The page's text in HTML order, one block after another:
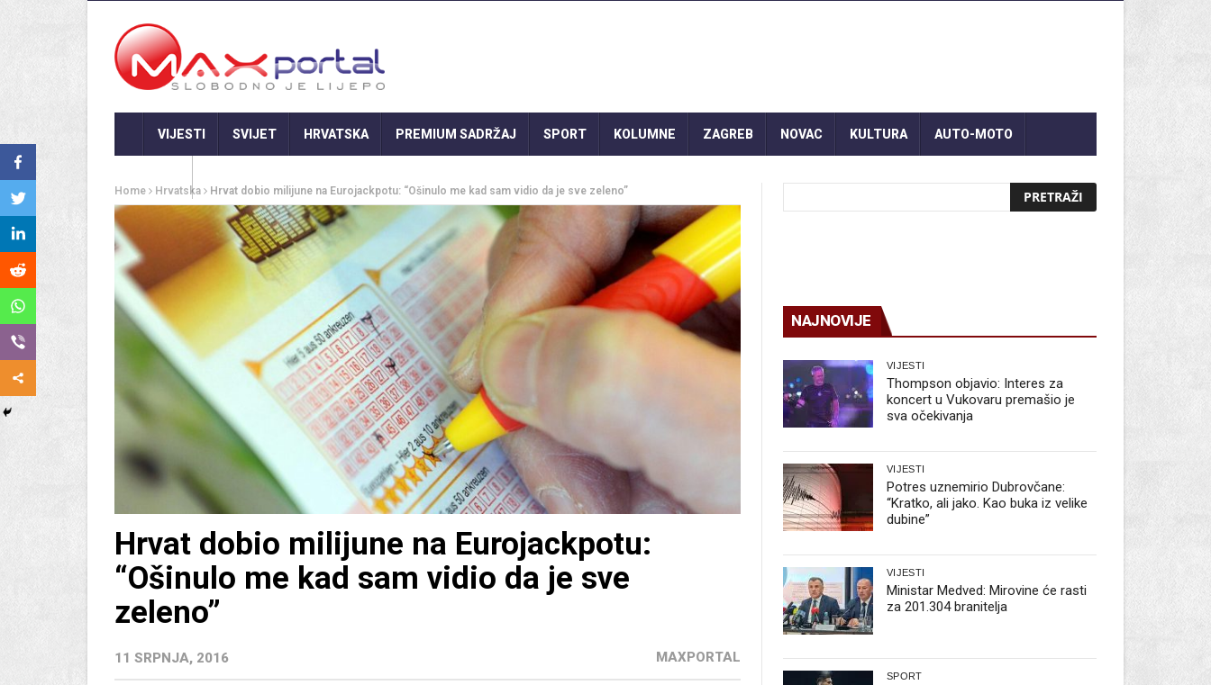
VIJESTI SVIJET HRVATSKA PREMIUM SADRŽAJ SPORT KOLUMNE ZAGREB NOVAC KULTURA AUTO-MOTO
Home Hrvatska Hrvat dobio milijune na Eurojackpotu: “Ošinulo me kad sam vidio da je sve zeleno”
Hrvat dobio milijune na Eurojackpotu:
“Ošinulo me kad sam vidio da je sve
zeleno”
11 SRPNJA, 2016 MAXPORTAL
NAJNOVIJE
VIJESTI
Thompson objavio: Interes za
koncert u Vukovaru premašio je
sva očekivanja
VIJESTI
Potres uznemirio Dubrovčane:
“Kratko, ali jako. Kao buka iz velike
dubine”
VIJESTI
Ministar Medved: Mirovine će rasti
za 201.304 branitelja
SPORT